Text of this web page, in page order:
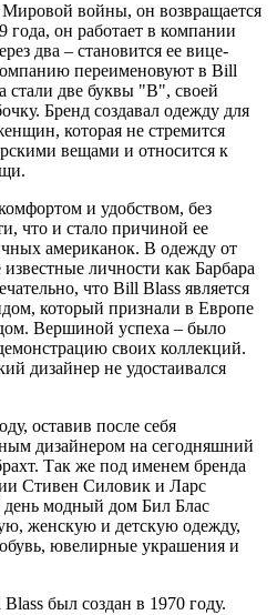
войны, он возвращается
он работает в компании
два – становится ее вице-
переименовуют в Bill
стали две буквы "B", своей
Бренд создавал одежду для
которая не стремится
вещами и относится к
и удобством, без
что и стало причиной ее
американок. В одежду от
личности как Барбара
что Bill Blass является
который признали в Европе
Вершиной успеха – было
своих коллекций.
дизайнер не удостаивался
оставив после себя
дизайнером на сегодняшний
Так же под именем бренда
Стивен Силовик и Ларс
модный дом Бил Блас
женскую и детскую одежду,
ювелирные украшения и
был создан в 1970 году.